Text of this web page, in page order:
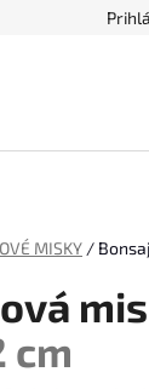
MISKY /
cm